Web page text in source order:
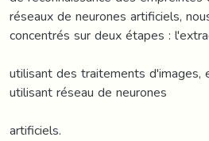
réseaux de neurones artificiels,
concentrés sur deux étapes :
utilisant des traitements d'images,
utilisant réseau de neurones
artificiels.